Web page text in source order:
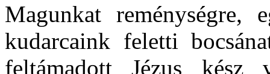
Magunkat reménységre,
kudarcaink feletti
feltámadott Jézus kész